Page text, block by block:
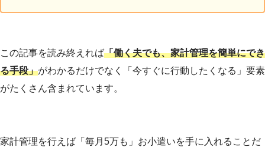
この記事を読み終えれば「働く夫でも、家計管理を簡単にでき
る手段」がわかるだけでなく「今すぐに行動したくなる」要素
がたくさん含まれています。
家計管理を行えば「毎月5万も」お小遣いを手に入れることだ